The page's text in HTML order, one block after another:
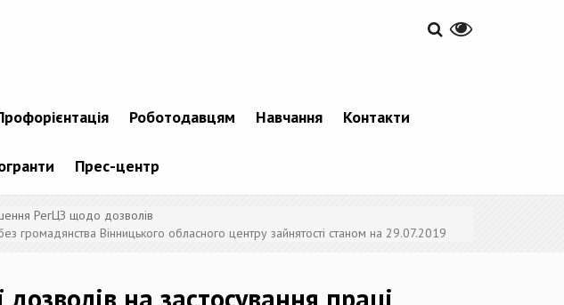
Роботодавцям Навчання Контакти
Прес-центр
РегЦЗ щодо дозволів
громадянства Вінницького обласного центру зайнятості станом на 29.07.2019